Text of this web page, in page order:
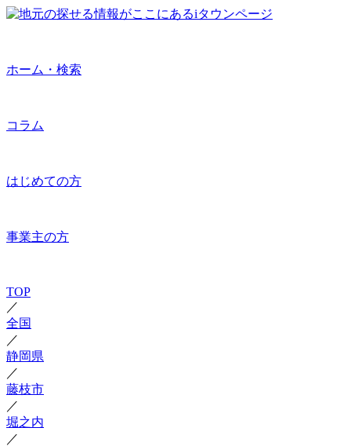
ホーム・検索
コラム
はじめての方
事業主の方
TOP
／
全国
／
静岡県
／
藤枝市
／
堀之内
／